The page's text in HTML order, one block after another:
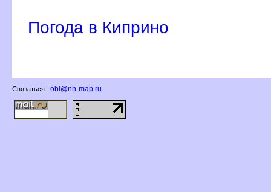
Погода в Киприно
Связаться: obl@nn-map.ru